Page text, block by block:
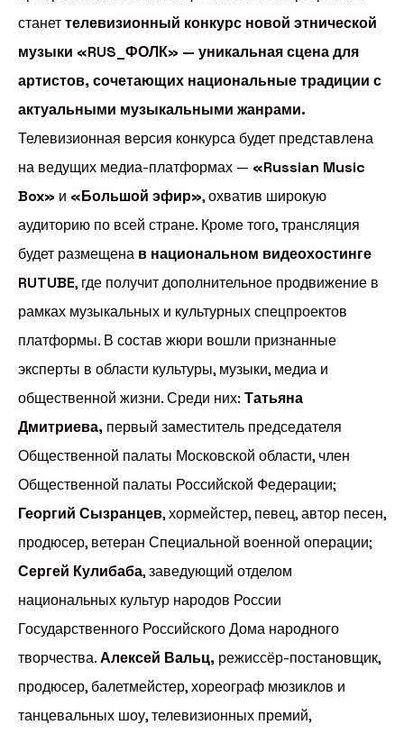
станеттелевизионный конкурс новой этнической
музыки «RUS_ФОЛК» — уникальная сцена для
артистов, сочетающих национальные традиции с
актуальными музыкальными жанрами.
Телевизионная версия конкурса будет представлена
на ведущих медиа-платформах — «Russian Music
Box» и «Большой эфир», охватив широкую
аудиторию по всей стране. Кроме того, трансляция
будет размещена в национальном видеохостинге
RUTUBE, где получит дополнительное продвижение в
рамках музыкальных и культурных спецпроектов
платформы. В состав жюри вошли признанные
эксперты в области культуры, музыки, медиа и
общественной жизни. Среди них: Татьяна
Дмитриева, первый заместитель председателя
Общественной палаты Московской области, член
Общественной палаты Российской Федерации;
Георгий Сызранцев, хормейстер, певец, автор песен,
продюсер, ветеран Специальной военной операции;
Сергей Кулибаба, заведующий отделом
национальных культур народов России
Государственного Российского Дома народного
творчества.Алексей Вальц, режиссёр-постановщик,
продюсер, балетмейстер, хореограф мюзиклов и
танцевальных шоу, телевизионных премий,